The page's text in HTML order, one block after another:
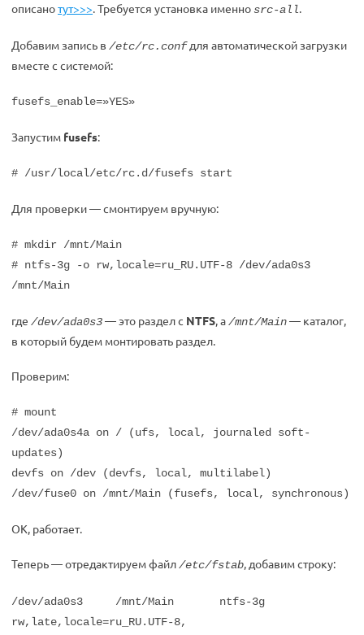
описанотут>>>. Требуется установка именноsrc-all.
Добавим запись в /etc/rc.confдля автоматической загрузки
вместе с системой:
fusefs_enable=»YES»
Запустим fusefs:
# /usr/local/etc/rc.d/fusefs start
Для проверки — смонтируем вручную:
# mkdir /mnt/Main
# ntfs-3g -o rw,locale=ru_RU.UTF-8 /dev/ada0s3
/mnt/Main
где /dev/ada0s3— это раздел с NTFS, а/mnt/Main— каталог,
в который будем монтировать раздел.
Проверим:
# mount
/dev/ada0s4a on / (ufs, local, journaled soft-
updates)
devfs on /dev (devfs, local, multilabel)
/dev/fuse0 on /mnt/Main (fusefs, local, synchronous)
ОК, работает.
Теперь — отредактируем файл/etc/fstab, добавим строку:
/dev/ada0s3 /mnt/Main ntfs-3g
rw,late,locale=ru_RU.UTF-8,